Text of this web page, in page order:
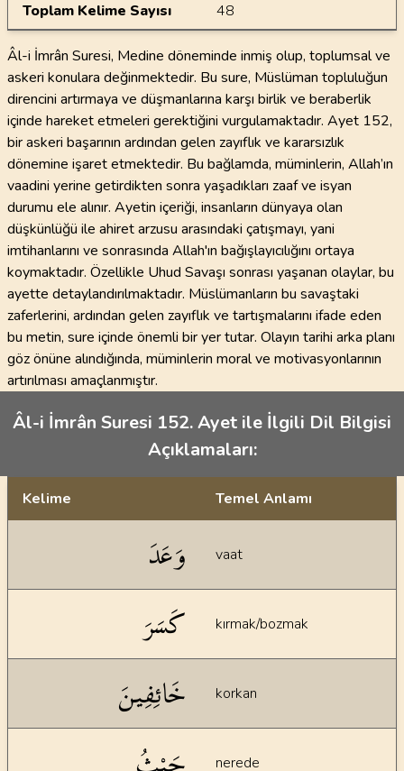
Toplam Kelime Sayısı
48
Âl-i İmrân Suresi, Medine döneminde inmiş olup, toplumsal ve
askeri konulara değinmektedir. Bu sure, Müslüman topluluğun
direncini artırmaya ve düşmanlarına karşı birlik ve beraberlik
içinde hareket etmeleri gerektiğini vurgulamaktadır. Ayet 152,
bir askeri başarının ardından gelen zayıflık ve kararsızlık
dönemine işaret etmektedir. Bu bağlamda, müminlerin, Allah’ın
vaadini yerine getirdikten sonra yaşadıkları zaaf ve isyan
durumu ele alınır. Ayetin içeriği, insanların dünyaya olan
düşkünlüğü ile ahiret arzusu arasındaki çatışmayı, yani
imtihanlarını ve sonrasında Allah'ın bağışlayıcılığını ortaya
koymaktadır. Özellikle Uhud Savaşı sonrası yaşanan olaylar, bu
ayette detaylandırılmaktadır. Müslümanların bu savaştaki
zaferlerini, ardından gelen zayıflık ve tartışmalarını ifade eden
bu metin, sure içinde önemli bir yer tutar. Olayın tarihi arka planı
göz önüne alındığında, müminlerin moral ve motivasyonlarının
artırılması amaçlanmıştır.
Âl-i İmrân Suresi 152. Ayet ile İlgili Dil Bilgisi
Açıklamaları:
Kelime Temel Anlamı
وَعَدَ vaat
كَسَرَ kırmak/bozmak
خَائِفِينَ korkan
nerede